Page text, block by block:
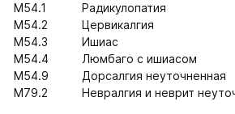
M54.1
Радикулопатия
M54.2
Цервикалгия
M54.3
Ишиас
M54.4
Люмбаго с ишиасом
M54.9
Дорсалгия неуточненная
M79.2
Невралгия и неврит